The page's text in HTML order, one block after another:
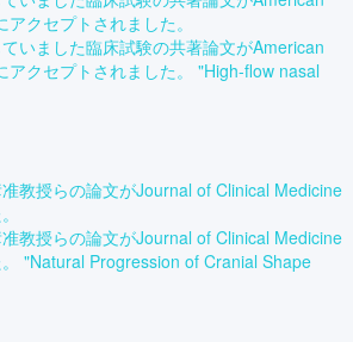
クセプトされました。
いました臨床試験の共著論文がAmerican
クセプトされました。 "High-flow nasal
教授らの論文がJournal of Clinical Medicine
教授らの論文がJournal of Clinical Medicine
"Natural Progression of Cranial Shape